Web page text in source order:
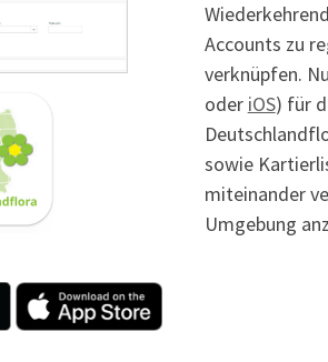
Accounts zu
verknüpfen.
oder iOS) für
sowie
miteinander
Umgebung